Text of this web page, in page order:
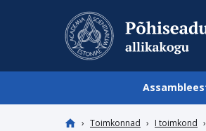
Jätka sisu juurde
Toimkonnad I toimkond